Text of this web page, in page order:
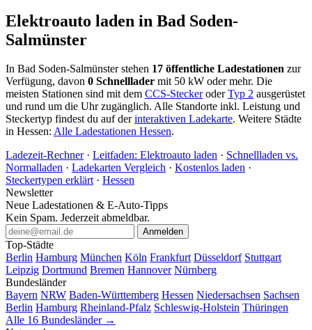
Elektroauto laden in Bad Soden-
Salmünster
In Bad Soden-Salmünster stehen 17 öffentliche Ladestationen zur
Verfügung, davon 0 Schnelllader mit 50 kW oder mehr. Die
meisten Stationen sind mit dem CCS-SteckeroderTyp 2 ausgerüstet
und rund um die Uhr zugänglich. Alle Standorte inkl. Leistung und
Steckertyp findest du auf derinteraktiven Ladekarte. Weitere Städte
in Hessen: Alle Ladestationen Hessen.
Ladezeit-Rechner · Leitfaden: Elektroauto laden · Schnellladen vs.
Normalladen · Ladekarten Vergleich · Kostenlos laden ·
Steckertypen erklärt · Hessen
Newsletter
Neue Ladestationen & E-Auto-Tipps
Kein Spam. Jederzeit abmeldbar.
Anmelden
Top-Städte
Berlin Hamburg München Köln Frankfurt Düsseldorf Stuttgart
Leipzig Dortmund Bremen Hannover Nürnberg
Bundesländer
Bayern NRW Baden-Württemberg Hessen Niedersachsen Sachsen
Berlin Hamburg Rheinland-Pfalz Schleswig-Holstein Thüringen
Alle 16 Bundesländer →